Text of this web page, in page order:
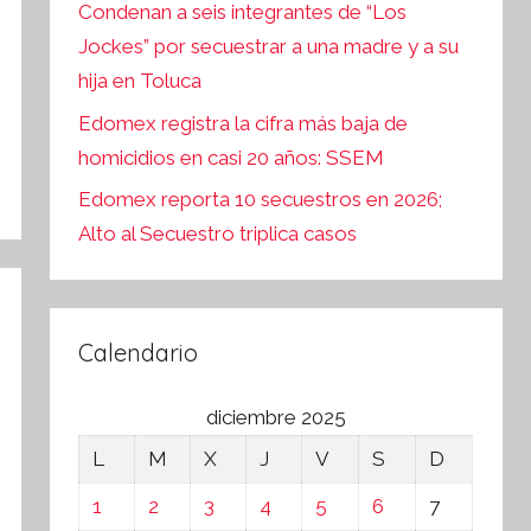
Condenan a seis integrantes de “Los
Jockes” por secuestrar a una madre y a su
hija en Toluca
Edomex registra la cifra más baja de
homicidios en casi 20 años: SSEM
Edomex reporta 10 secuestros en 2026;
Alto al Secuestro triplica casos
Calendario
diciembre 2025
L
M X J V S
D
1
2 3 4 5 6
7